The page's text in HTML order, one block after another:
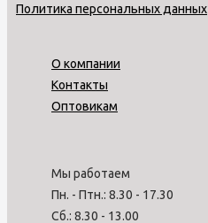
Политика персональных данных
О компании
Контакты
Оптовикам
Мы работаем
Пн. - Птн.: 8.30 - 17.30
Сб.: 8.30 - 13.00